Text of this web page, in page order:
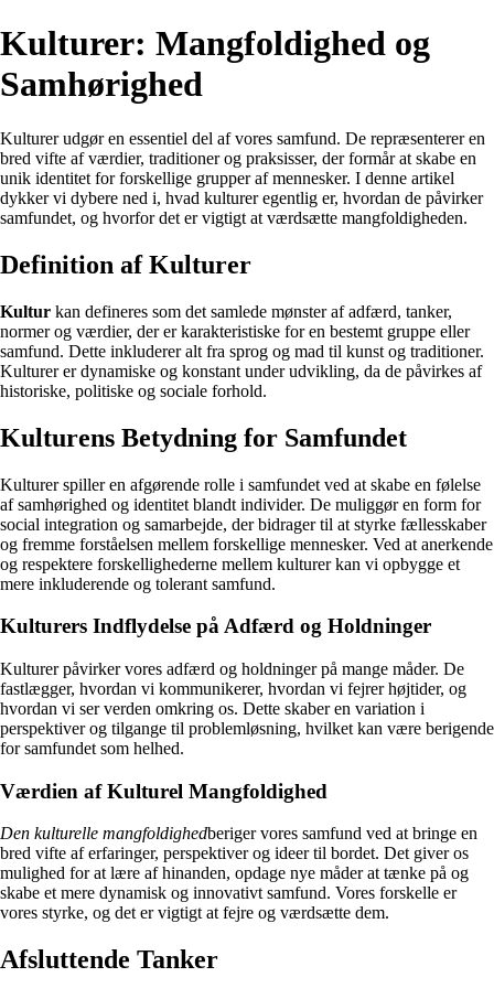
Kulturer: Mangfoldighed og
Samhørighed
Kulturer udgør en essentiel del af vores samfund. De repræsenterer en
bred vifte af værdier, traditioner og praksisser, der formår at skabe en
unik identitet for forskellige grupper af mennesker. I denne artikel
dykker vi dybere ned i, hvad kulturer egentlig er, hvordan de påvirker
samfundet, og hvorfor det er vigtigt at værdsætte mangfoldigheden.
Definition af Kulturer
Kultur kan defineres som det samlede mønster af adfærd, tanker,
normer og værdier, der er karakteristiske for en bestemt gruppe eller
samfund. Dette inkluderer alt fra sprog og mad til kunst og traditioner.
Kulturer er dynamiske og konstant under udvikling, da de påvirkes af
historiske, politiske og sociale forhold.
Kulturens Betydning for Samfundet
Kulturer spiller en afgørende rolle i samfundet ved at skabe en følelse
af samhørighed og identitet blandt individer. De muliggør en form for
social integration og samarbejde, der bidrager til at styrke fællesskaber
og fremme forståelsen mellem forskellige mennesker. Ved at anerkende
og respektere forskellighederne mellem kulturer kan vi opbygge et
mere inkluderende og tolerant samfund.
Kulturers Indflydelse på Adfærd og Holdninger
Kulturer påvirker vores adfærd og holdninger på mange måder. De
fastlægger, hvordan vi kommunikerer, hvordan vi fejrer højtider, og
hvordan vi ser verden omkring os. Dette skaber en variation i
perspektiver og tilgange til problemløsning, hvilket kan være berigende
for samfundet som helhed.
Værdien af Kulturel Mangfoldighed
Den kulturelle mangfoldighedberiger vores samfund ved at bringe en
bred vifte af erfaringer, perspektiver og ideer til bordet. Det giver os
mulighed for at lære af hinanden, opdage nye måder at tænke på og
skabe et mere dynamisk og innovativt samfund. Vores forskelle er
vores styrke, og det er vigtigt at fejre og værdsætte dem.
Afsluttende Tanker